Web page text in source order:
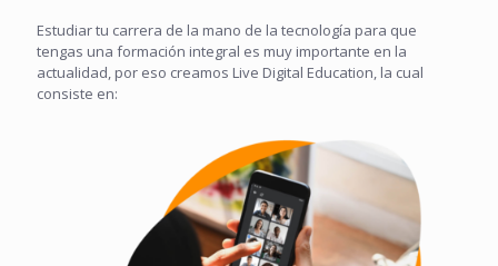
Estudiar tu carrera de la mano de la tecnología para que
tengas una formación integral es muy importante en la
actualidad, por eso creamos Live Digital Education, la cual
consiste en: